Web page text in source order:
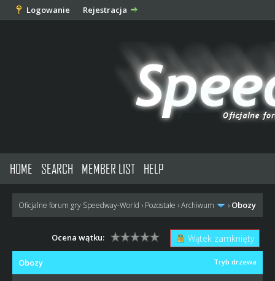
Logowanie Rejestracja
HOME SEARCH MEMBER LIST HELP
Oficjalne forum gry Speedway-World › Pozostałe ›Archiwum › Obozy
Wątek zamknięty
Ocena wątku:
Tryb drzewa
Obozy